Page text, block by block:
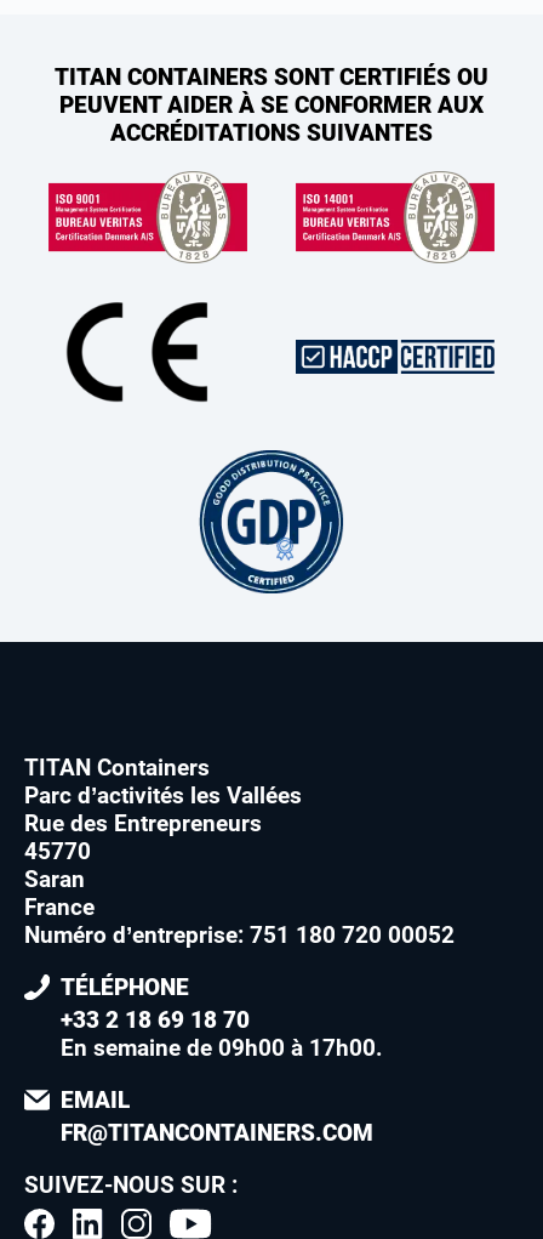
TITAN CONTAINERS SONT CERTIFIÉS OU
PEUVENT AIDER À SE CONFORMER AUX
ACCRÉDITATIONS SUIVANTES
TITAN Containers
Parc d’activités les Vallées
Rue des Entrepreneurs
45770
Saran
France
Numéro d’entreprise: 751 180 720 00052
TÉLÉPHONE
+33 2 18 69 18 70
En semaine de 09h00 à 17h00.
EMAIL
FR@TITANCONTAINERS.COM
SUIVEZ-NOUS SUR :